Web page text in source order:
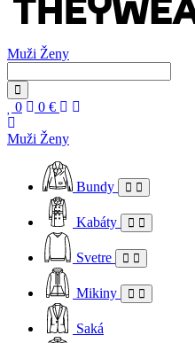
Muži Ženy
0 0 €
Muži Ženy
Bundy
Kabáty
Svetre
Mikiny
Saká